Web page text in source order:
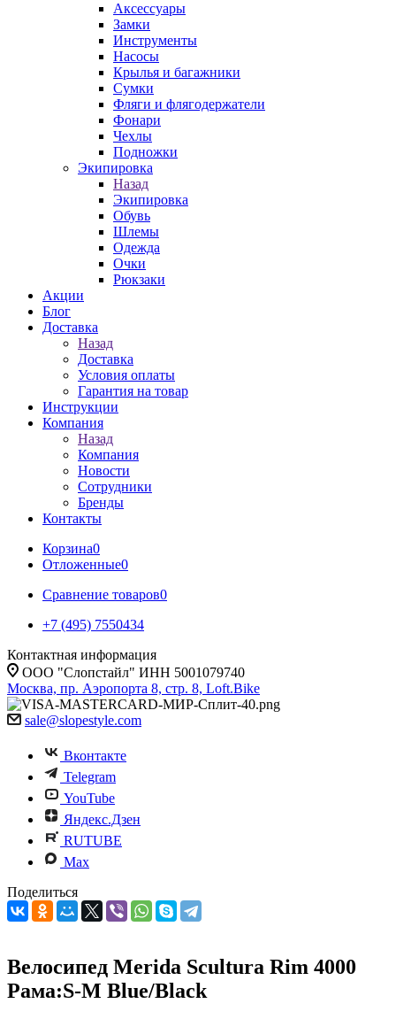
Аксессуары
Замки
Инструменты
Насосы
Крылья и багажники
Сумки
Фляги и флягодержатели
Фонари
Чехлы
Подножки
Экипировка
Назад
Экипировка
Обувь
Шлемы
Одежда
Очки
Рюкзаки
Акции
Блог
Доставка
Назад
Доставка
Условия оплаты
Гарантия на товар
Инструкции
Компания
Назад
Компания
Новости
Сотрудники
Бренды
Контакты
Корзина0
Отложенные0
Сравнение товаров0
+7 (495) 7550434
Контактная информация
ООО "Слопстайл" ИНН 5001079740
Москва, пр. Аэропорта 8, стр. 8, Loft.Bike
sale@slopestyle.com
Вконтакте
Telegram
YouTube
Яндекс.Дзен
RUTUBE
Max
Поделиться
Велосипед Merida Scultura Rim 4000
Рама:S-M Blue/Black